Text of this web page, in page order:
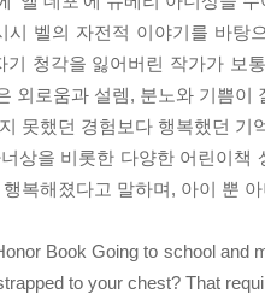
시 벨의 자전적 이야기를 바
기 청각을 잃어버린 작가가 보
외로움과 설렘, 분노와 기쁨
못했던 경험보다 행복했던
상을 비롯한 다양한 어린이
복해졌다고 말하며, 아이 뿐
Book Going to school and
to your chest? That